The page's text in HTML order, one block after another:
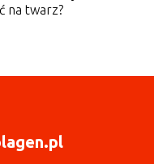
na twarz?